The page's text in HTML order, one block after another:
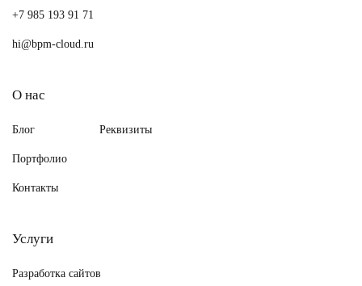
+7 985 193 91 71
hi@bpm-cloud.ru
О нас
Блог
Портфолио
Контакты
Реквизиты
Услуги
Разработка сайтов